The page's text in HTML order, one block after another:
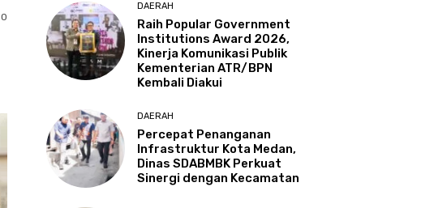
0
DAERAH
Raih Popular Government
Institutions Award 2026,
Kinerja Komunikasi Publik
Kementerian ATR/BPN
Kembali Diakui
DAERAH
Percepat Penanganan
Infrastruktur Kota Medan,
Dinas SDABMBK Perkuat
Sinergi dengan Kecamatan